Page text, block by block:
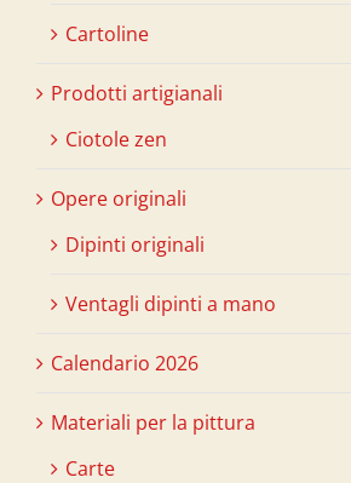
Cartoline
Prodotti artigianali
Ciotole zen
Opere originali
Dipinti originali
Ventagli dipinti a mano
Calendario 2026
Materiali per la pittura
Carte